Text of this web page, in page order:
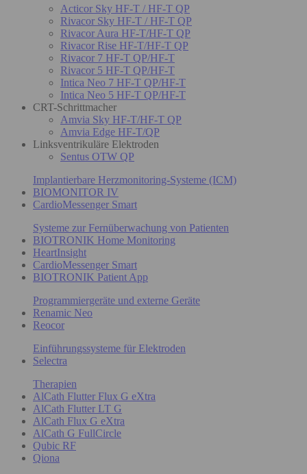
Acticor Sky HF-T / HF-T QP
Rivacor Sky HF-T / HF-T QP
Rivacor Aura HF-T/HF-T QP
Rivacor Rise HF-T/HF-T QP
Rivacor 7 HF-T QP/HF-T
Rivacor 5 HF-T QP/HF-T
Intica Neo 7 HF-T QP/HF-T
Intica Neo 5 HF-T QP/HF-T
CRT-Schrittmacher
Amvia Sky HF-T/HF-T QP
Amvia Edge HF-T/QP
Linksventrikuläre Elektroden
Sentus OTW QP
Implantierbare Herzmonitoring-Systeme (ICM)
BIOMONITOR IV
CardioMessenger Smart
Systeme zur Fernüberwachung von Patienten
BIOTRONIK Home Monitoring
HeartInsight
CardioMessenger Smart
BIOTRONIK Patient App
Programmiergeräte und externe Geräte
Renamic Neo
Reocor
Einführungssysteme für Elektroden
Selectra
Therapien
AlCath Flutter Flux G eXtra
AlCath Flutter LT G
AlCath Flux G eXtra
AlCath G FullCircle
Qubic RF
Qiona